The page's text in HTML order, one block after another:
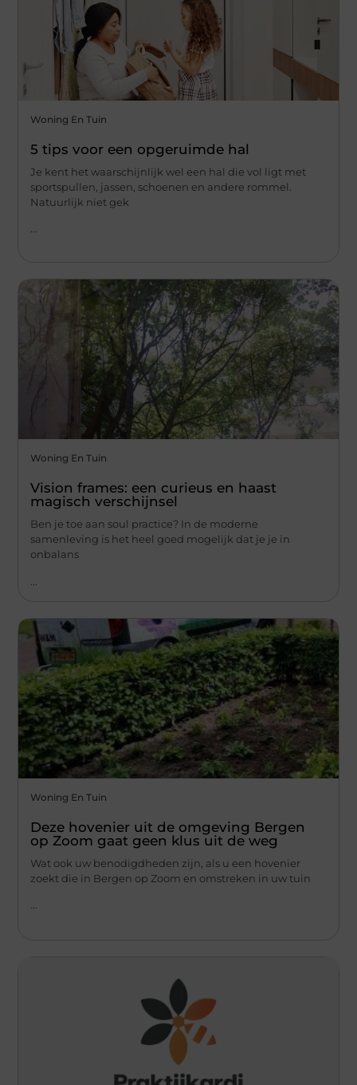
Woning En Tuin
5 tips voor een opgeruimde hal
Je kent het waarschijnlijk wel een hal die vol ligt met
sportspullen, jassen, schoenen en andere rommel.
Natuurlijk niet gek
Woning En Tuin
Vision frames: een curieus en haast
magisch verschijnsel
Ben je toe aan soul practice? In de moderne
samenleving is het heel goed mogelijk dat je je in
onbalans
Woning En Tuin
Deze hovenier uit de omgeving Bergen
op Zoom gaat geen klus uit de weg
Wat ook uw benodigdheden zijn, als u een hovenier
zoekt die in Bergen op Zoom en omstreken in uw tuin